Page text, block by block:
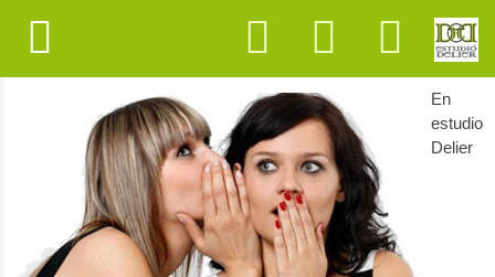
Opiniones de clientes
En
estudio
Delier